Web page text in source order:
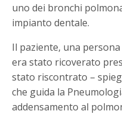
uno dei bronchi
impianto dentale.
Il paziente, una
era stato ricoverato
stato riscontrato –
che guida la
addensamento al